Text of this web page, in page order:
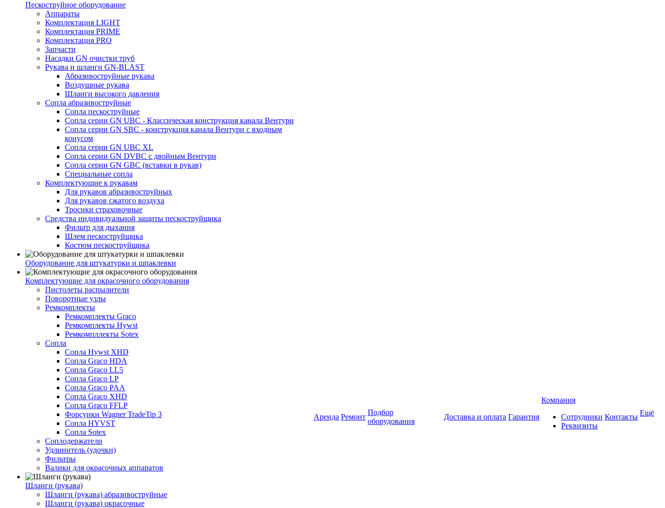
Пескоструйное оборудование
Аппараты
Комплектация LIGHT
Комплектация PRIME
Комплектация PRO
Запчасти
Насадки GN очистки труб
Рукава и шланги GN-BLAST
Абразивоструйные рукава
Воздушные рукава
Шланги высокого давления
Сопла абразивоструйные
Сопла пескоструйные
Сопла серии GN UBC - Классическая конструкция канала Вентури
Сопла серии GN SBC - конструкция канала Вентури c входным
конусом
Сопла серии GN UBC XL
Сопла серии GN DVBC с двойным Вентури
Сопла серии GN GBC (вставки в рукав)
Специальные сопла
Комплектующие к рукавам
Для рукавов абразивоструйных
Для рукавов сжатого воздуха
Тросики страховочные
Средства индивидуальной защиты пескоструйщика
Фильтр для дыхания
Шлем пескоструйщика
Костюм пескоструйщика
Оборудование для штукатурки и шпаклевки
Комплектующие для окрасочного оборудования
Пистолеты распылители
Поворотные узлы
Ремкомплекты
Ремкомплекты Graco
Ремкомплекты Hywst
Ремкомпллекты Sotex
Сопла
Сопла Hywst XHD
Сопла Graco HDA
Сопла Graco LL5
Сопла Graco LP
Сопла Graco PAA
Сопла Graco XHD
Сопла Graco FFLP
Форсунки Wagner TradeTip 3
Сопла HYVST
Сопла Sotex
Соплодержатели
Удлинитель (удочки)
Фильтры
Валики для окрасочных аппаратов
Шланги (рукава)
Шланги (рукава) абразивоструйные
Шланги (рукава) окрасочные
Аренда Ремонт
Подбор
оборудования
Доставка и оплата Гарантия
Компания
Сотрудники
Реквизиты
Контакты Ещё